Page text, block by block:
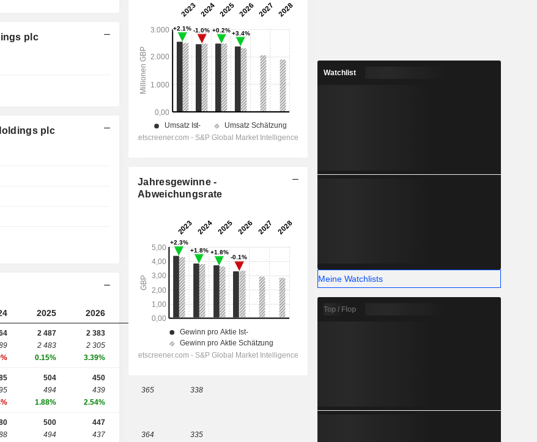
plc
plc
2025 2026 2028
2 487
2 483
0.15%
2 383
2 305
3.39%
1 897
504
494
1.88%
450
439
2.54%
365 338
500
494
447
437
364 335
Jahresgewinne -
Abweichungsrate
Watchlist
Meine Watchlists
Top / Flop